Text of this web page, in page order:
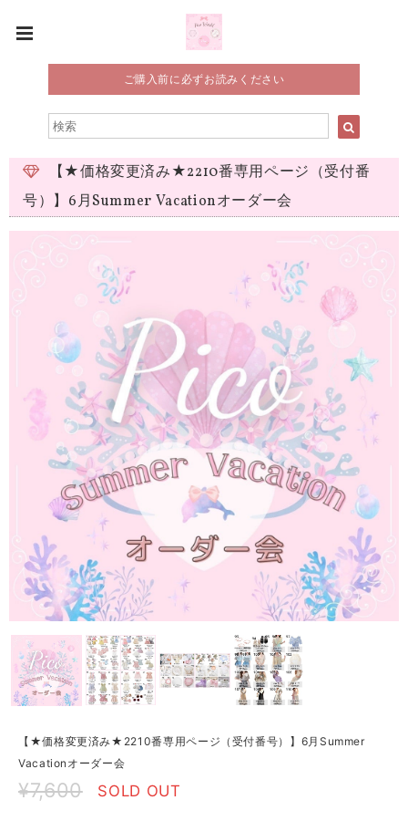
ご購入前に必ずお読みください
【★価格変更済み★2210番専用ページ（受付番
号）】6月Summer Vacationオーダー会
【★価格変更済み★2210番専用ページ（受付番号）】6月Summer
Vacationオーダー会
¥7,600 SOLD OUT